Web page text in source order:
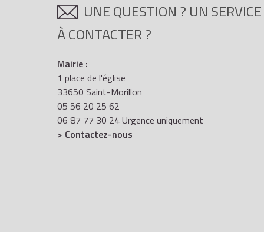
un plafond de prise en charge, au-dessus
un plafonnement des honoraires d'avocat,
des limites territoriales d'intervention (par
UNE QUESTION ? UN SERVICE
À CONTACTER ?
Mairie :
1 place de l'église
33650 Saint-Morillon
05 56 20 25 62
06 87 77 30 24 Urgence uniquement
> Contactez-nous